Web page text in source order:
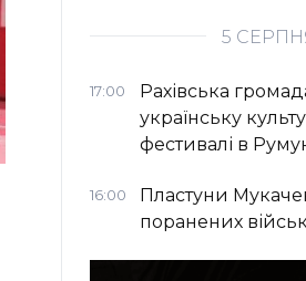
5
17:00
Рахівська
українську
фестивалі в
16:00
Пластуни
поранених